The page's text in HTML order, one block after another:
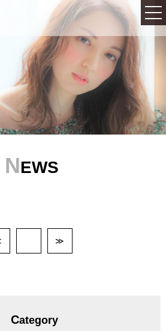
092-711-8878
NEWS
≫
Category